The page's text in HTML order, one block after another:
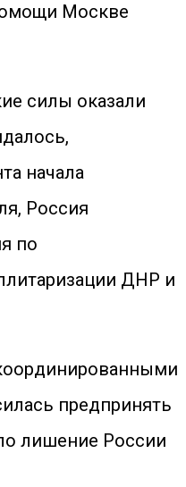
Москве
силы оказали
начала
Россия
по
ДНР и
предпринять
лишение России